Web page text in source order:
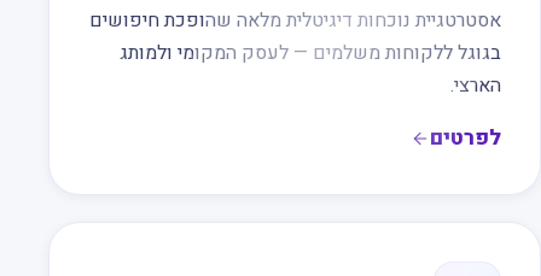
אסטרטגיית נוכחות דיגיטלית מלאה שהופכת חיפושים
בגוגל ללקוחות משלמים — לעסק המקומי ולמותג
הארצי.
לפרטים